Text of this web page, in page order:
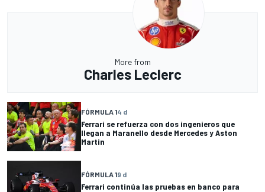
More from
Charles Leclerc
FÓRMULA 14 d
Ferrari se refuerza con dos ingenieros que
llegan a Maranello desde Mercedes y Aston
Martin
FÓRMULA 19 d
Ferrari continúa las pruebas en banco para